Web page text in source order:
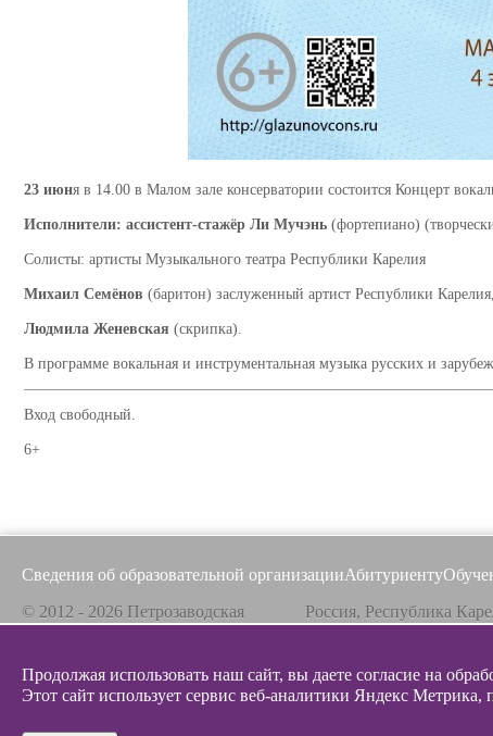
23 июня в 14.00 в Малом зале консерватории состоится Концерт
Исполнители: ассистент-стажёр Ли Мучэнь (фортепиано)
Солисты: артисты Музыкального театра Республики Карелия
Михаил Семёнов (баритон) заслуженный артист Республики Карелия,
Людмила Женевская (скрипка).
В программе вокальная и инструментальная музыка русских и
Вход свободный.
6+
Сведения об образовательной организацииАбитуриенту
© 2012 - 2026 Петрозаводская
Все материалы на сайте защищены авторским
правом,
Россия, Республика
Телефон / факс
+7 8142 67-23-67
Эл.
Продолжая использовать наш сайт, вы даете согласие на
Этот сайт использует сервис веб-аналитики Яндекс